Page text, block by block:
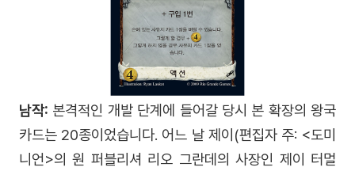
남작: 본격적인 개발 단계에 들어갈 당시 본 확장의 왕국
카드는 20종이었습니다. 어느 날 제이(편집자 주: <도미
니언>의 원 퍼블리셔 리오 그란데의 사장인 제이 터멀